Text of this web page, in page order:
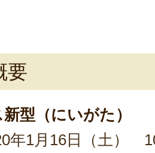
要
型（にいがた）
年1月16日（土）